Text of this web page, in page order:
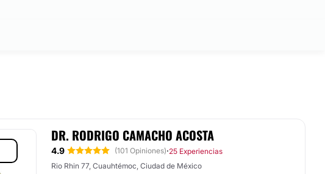
DR. RODRIGO CAMACHO ACOSTA
4.9 (101 Opiniones)·25 Experiencias
Rio Rhin 77, Cuauhtémoc, Ciudad de México